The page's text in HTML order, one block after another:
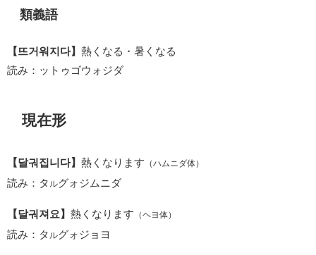
類義語
【뜨거워지다】 熱くなる・暑くなる
読み：ットゥゴウォジダ
現在形
【달궈집니다】 熱くなります （ハムニダ体）
読み：タ ルグォジムニダ
【달궈져요】 熱くなります （ヘヨ体）
読み：タ ルグォジョヨ